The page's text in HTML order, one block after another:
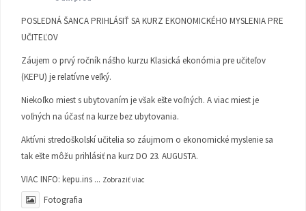
POSLEDNÁ ŠANCA PRIHLÁSIŤ SA KURZ EKONOMICKÉHO MYSLENIA PRE
UČITEĽOV
Záujem o prvý ročník nášho kurzu Klasická ekonómia pre učiteľov
(KEPU) je relatívne veľký.
Niekoľko miest s ubytovaním je však ešte voľných. A viac miest je
voľných na účasť na kurze bez ubytovania.
Aktívni stredoškolskí učitelia so záujmom o ekonomické myslenie sa
tak ešte môžu prihlásiť na kurz DO 23. AUGUSTA.
VIAC INFO: kepu.ins ... Zobraziť viac
Fotografia